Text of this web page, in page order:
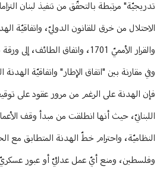
تدريجيّة" مرتبطة بالتحقّق من تنفيذ لبنان
والقرار الأمميّ 1701، واتفاق الطائف، إلى ورقة ضغط مشروطة.
فإن الهدنة على الرغم من مرور عقود على
اللبنانيّ، حيث أنها انطلقت من مبدأ وقف
النظاميّة، واحترام خطّ الهدنة المتطابق مع
وفلسطين، ومنع أيّ عمل عدائيّ أو عبور